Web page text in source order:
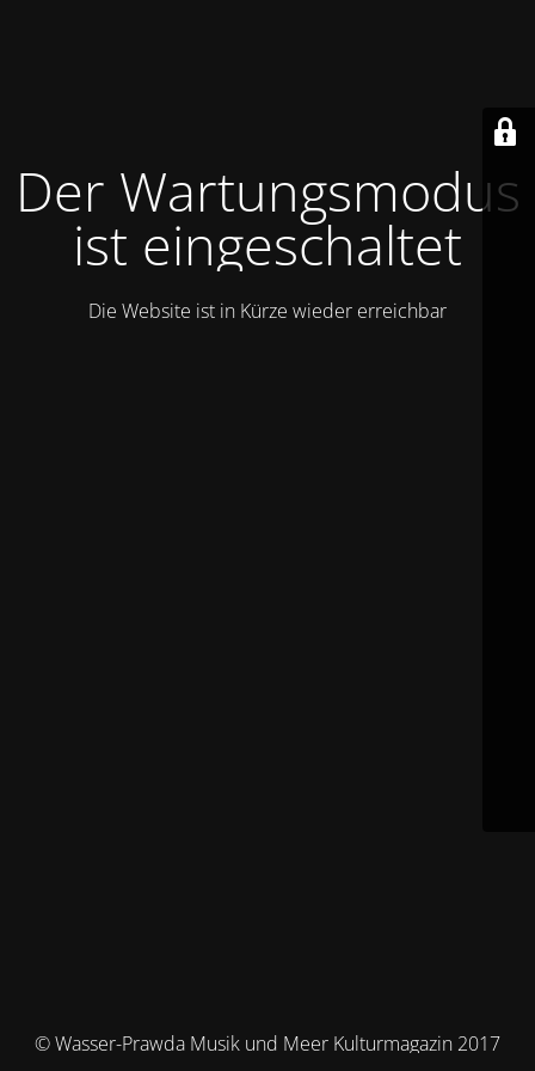
Der Wartungsmodus
ist eingeschaltet
Die Website ist in Kürze wieder erreichbar
© Wasser-Prawda Musik und Meer Kulturmagazin 2017